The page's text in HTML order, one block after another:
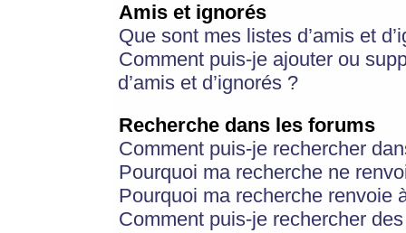
Amis et ignorés
Que sont mes listes d’amis et
Comment puis-je ajouter ou
d’amis et d’ignorés ?
Recherche dans les forums
Comment puis-je rechercher
Pourquoi ma recherche ne
Pourquoi ma recherche renvoie
Comment puis-je rechercher